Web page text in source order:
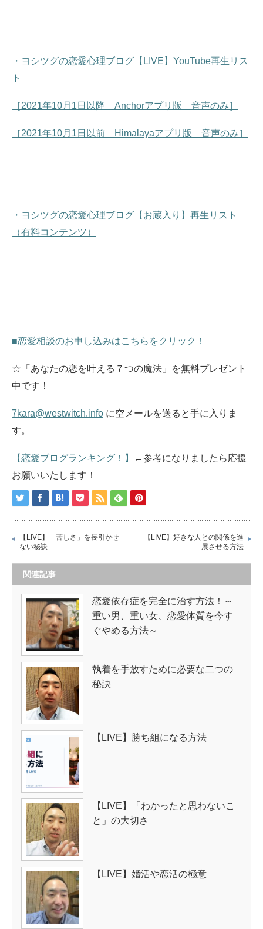
・ヨシツグの恋愛心理ブログ【LIVE】YouTube再生リス
ト
［2021年10月1日以降 Anchorアプリ版 音声のみ］
［2021年10月1日以前 Himalayaアプリ版 音声のみ］
・ヨシツグの恋愛心理ブログ【お蔵入り】再生リスト
（有料コンテンツ）
■恋愛相談のお申し込みはこちらをクリック！
☆「あなたの恋を叶える７つの魔法」を無料プレゼント
中です！
7kara@westwitch.info に空メールを送ると手に入りま
す。
【恋愛ブログランキング！】
←参考になりましたら応援
お願いいたします！
【LIVE】「苦しさ」を長引かせ
ない秘訣
【LIVE】好きな人との関係を進
展させる方法
関連記事
恋愛依存症を完全に治す方法！～
重い男、重い女、恋愛体質を今す
ぐやめる方法～
執着を手放すために必要な二つの
秘訣
【LIVE】勝ち組になる方法
【LIVE】「わかったと思わないこ
と」の大切さ
【LIVE】婚活や恋活の極意